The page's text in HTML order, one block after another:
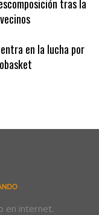
tras la
en la lucha por
en internet.